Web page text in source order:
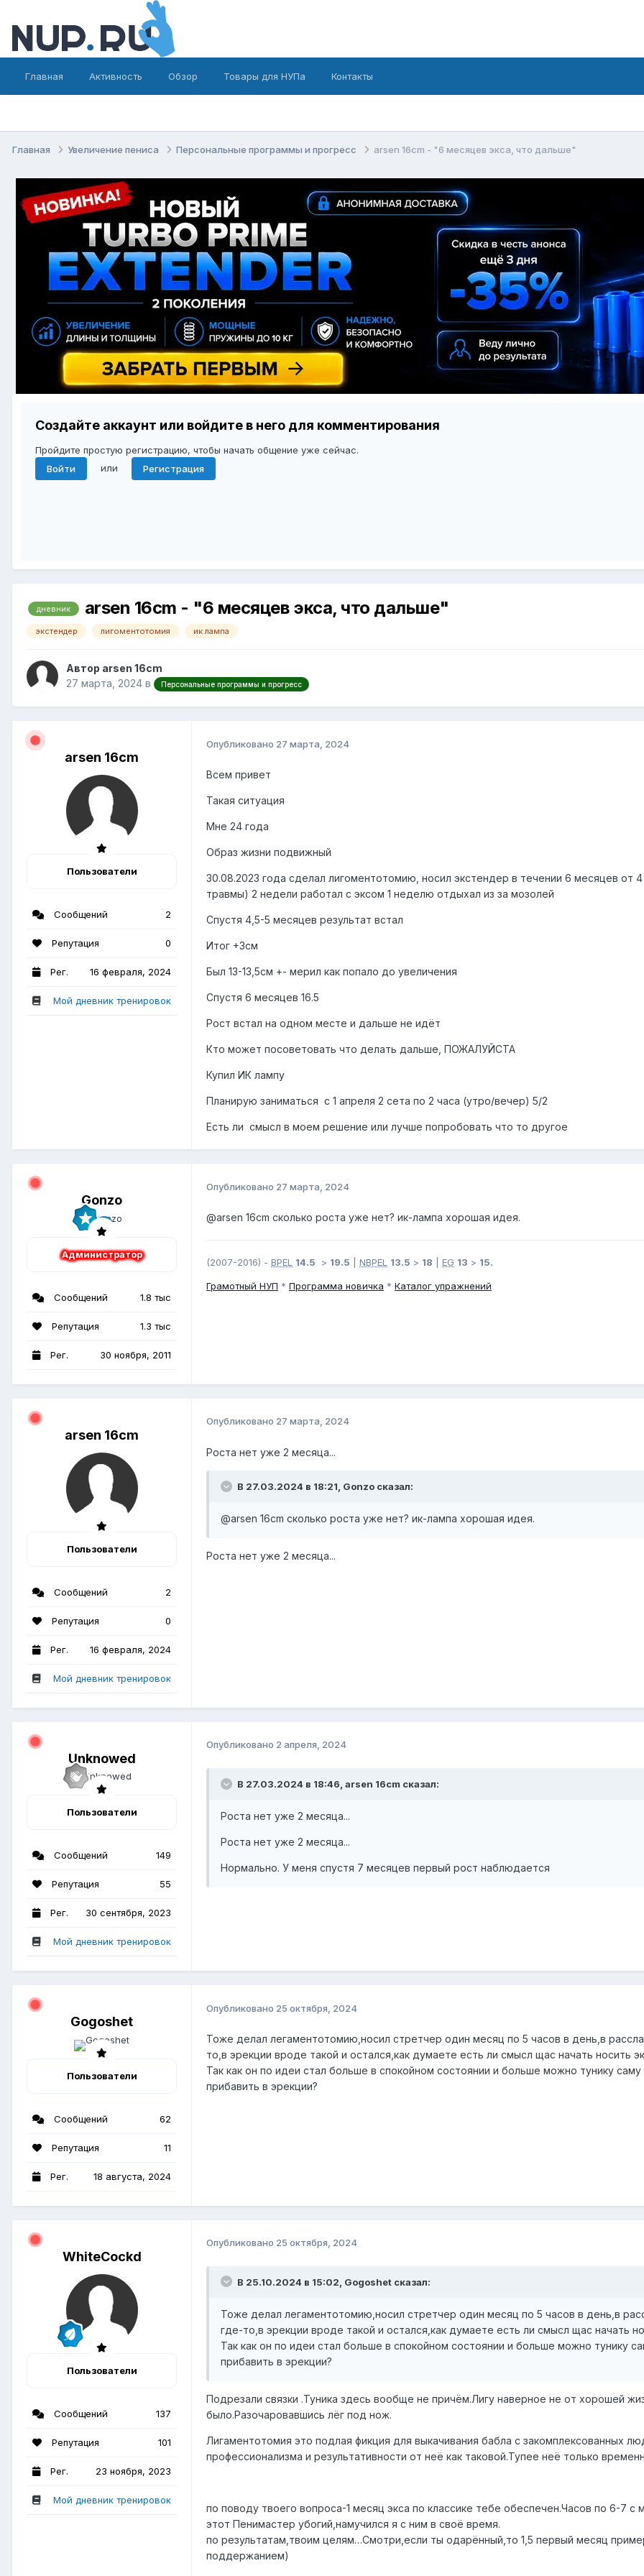
Главная Активность Обзор Товары для НУПа Контакты
Главная Увеличение пениса Персональные программы и прогресс arsen 16cm - "6 месяцев экса, что дальше"
Создайте аккаунт или войдите в него для комментирования
Пройдите простую регистрацию, чтобы начать общение уже сейчас.
Войти
или Регистрация
дневник arsen 16cm - "6 месяцев экса, что дальше"
экстендер лигоментотомия ик лампа
Автор arsen 16cm
27 марта, 2024 в Персональные программы и прогресс
arsen 16cm
Пользователи
Сообщений 2
Репутация 0
Рег. 16 февраля, 2024
Мой дневник тренировок
Опубликовано 27 марта, 2024
Всем привет
Такая ситуация
Мне 24 года
Образ жизни подвижный
30.08.2023 года сделал лигоментотомию, носил экстендер в течении 6 месяцев от
травмы) 2 недели работал с эксом 1 неделю отдыхал из за мозолей
Спустя 4,5-5 месяцев результат встал
Итог +3см
Был 13-13,5см +- мерил как попало до увеличения
Спустя 6 месяцев 16.5
Рост встал на одном месте и дальше не идёт
Кто может посоветовать что делать дальше, ПОЖАЛУЙСТА
Купил ИК лампу
Планирую заниматься с 1 апреля 2 сета по 2 часа (утро/вечер) 5/2
Есть ли смысл в моем решение или лучше попробовать что то другое
Gonzo
Администратор
Сообщений 1.8 тыс
Репутация 1.3 тыс
Рег. 30 ноября, 2011
Опубликовано 27 марта, 2024
@arsen 16cm сколько роста уже нет? ик-лампа хорошая идея.
(2007-2016) - BPEL 14.5 > 19.5 NBPEL 13.5 > 18 EG 13 > 15.
Грамотный НУП * Программа новичка * Каталог упражнений
arsen 16cm
Пользователи
Сообщений 2
Репутация 0
Рег. 16 февраля, 2024
Мой дневник тренировок
Опубликовано 27 марта, 2024
Роста нет уже 2 месяца...
В 27.03.2024 в 18:21, Gonzo сказал:
@arsen 16cm сколько роста уже нет? ик-лампа хорошая идея.
Роста нет уже 2 месяца...
Unknowed
Пользователи
Сообщений 149
Репутация 55
Рег. 30 сентября, 2023
Мой дневник тренировок
Опубликовано 2 апреля, 2024
В 27.03.2024 в 18:46, arsen 16cm сказал:
Роста нет уже 2 месяца...
Роста нет уже 2 месяца...
Нормально. У меня спустя 7 месяцев первый рост наблюдается
Gogoshet
Пользователи
Сообщений 62
Репутация 11
Рег. 18 августа, 2024
Опубликовано 25 октября, 2024
Тоже делал легаментотомию,носил стретчер один месяц по 5 часов в день,в
то,в эрекции вроде такой и остался,как думаете есть ли смысл щас начать носить
Так как он по идеи стал больше в спокойном состоянии и больше можно тунику
прибавить в эрекции?
WhiteCockd
Пользователи
Сообщений 137
Репутация 101
Рег. 23 ноября, 2023
Мой дневник тренировок
Опубликовано 25 октября, 2024
В 25.10.2024 в 15:02, Gogoshet сказал:
Тоже делал легаментотомию,носил стретчер один месяц по 5 часов в день,в
где-то,в эрекции вроде такой и остался,как думаете есть ли смысл щас начать
Так как он по идеи стал больше в спокойном состоянии и больше можно тунику
прибавить в эрекции?
Подрезали связки .Туника здесь вообще не причём.Лигу наверное не от хорошей
было.Разочаровавшись лёг под нож.
Лигаментотомия это подлая фикция для выкачивания бабла с закомплексованных
профессионализма и результативности от неё как таковой.Тупее неё только
по поводу твоего вопроса-1 месяц экса по классике тебе обеспечен.Часов по 6-7
этот Пенимастер убогий,намучился я с ним в своё время.
по результатам,твоим целям…Смотри,если ты одарённый,то 1,5 первый месяц
поддержанием)